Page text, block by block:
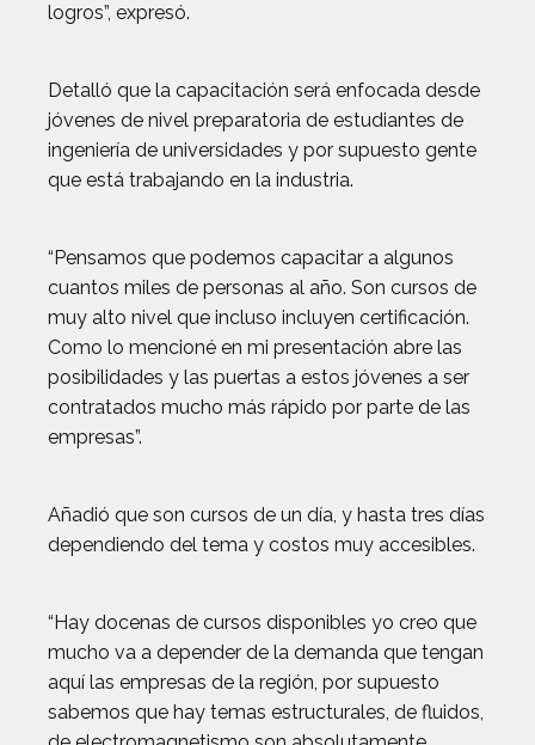
logros”, expresó.
Detalló que la capacitación será enfocada desde
jóvenes de nivel preparatoria de estudiantes de
ingeniería de universidades y por supuesto gente
que está trabajando en la industria.
“Pensamos que podemos capacitar a algunos
cuantos miles de personas al año. Son cursos de
muy alto nivel que incluso incluyen certificación.
Como lo mencioné en mi presentación abre las
posibilidades y las puertas a estos jóvenes a ser
contratados mucho más rápido por parte de las
empresas”.
Añadió que son cursos de un día, y hasta tres días
dependiendo del tema y costos muy accesibles.
“Hay docenas de cursos disponibles yo creo que
mucho va a depender de la demanda que tengan
aquí las empresas de la región, por supuesto
sabemos que hay temas estructurales, de fluidos,